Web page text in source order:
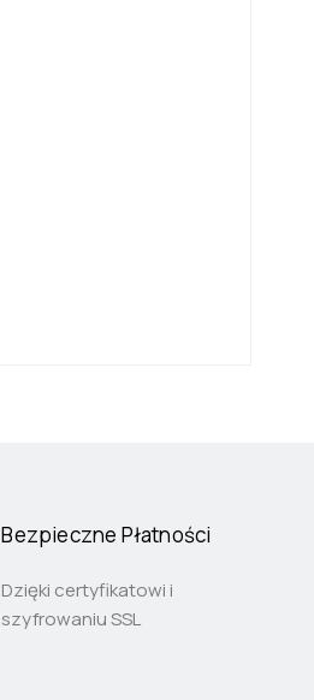
Bezpieczne Płatności
Dzięki certyfikatowi i
szyfrowaniu SSL